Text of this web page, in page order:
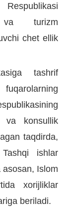
va turizm
chet ellik
tashrif
va konsullik
taqdirda,
Tashqi ishlar
Islom
xorijliklar
beriladi.